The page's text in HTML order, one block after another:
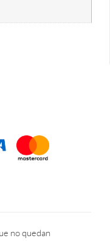
no quedan